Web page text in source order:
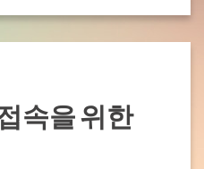
접속을 위한